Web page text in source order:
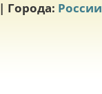
| Города: России